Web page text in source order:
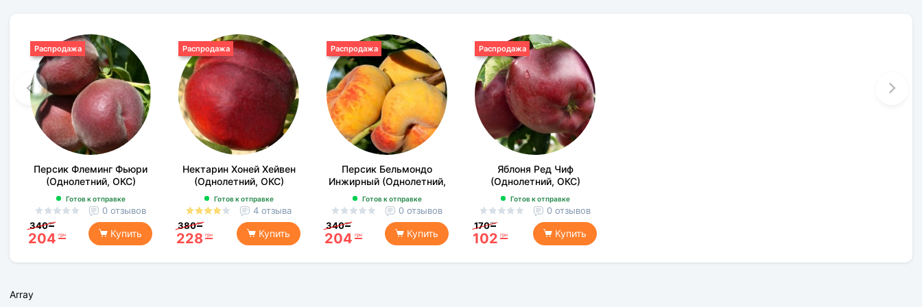
Персик Флеминг Фьюри
(Однолетний, ОКС)
Готов к отправке
0 отзывов
340 грн
204 грн Купить
Распродажа
Нектарин Хоней Хейвен
(Однолетний, ОКС)
Готов к отправке
4 отзыва
380 грн
228 грн Купить
Распродажа
Персик Бельмондо
Инжирный (Однолетний,
Готов к отправке
0 отзывов
340 грн
204 грн Купить
Распродажа
Яблоня Ред Чиф
(Однолетний, ОКС)
Готов к отправке
0 отзывов
170 грн
102 грн Купить
Распродажа
Array